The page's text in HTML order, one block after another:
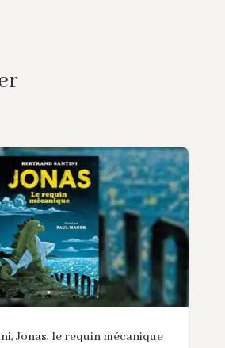
Jonas, le requin mécanique